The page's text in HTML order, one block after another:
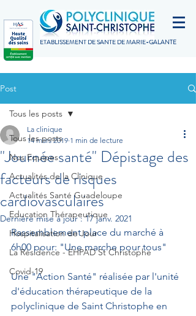
ETABLISSEMENT DE SANTÉ DE MARIE-GALANTE
Post
Tous les posts
Nos Equipes
Actualités de la Clinique
Actualités Santé Guadeloupe
Education Thérapeutique
Hospitalisation de Jour
La Résidence - EHPAD St Christophe
Covid-19
Tous les posts
"Journée santé" Dépistage des
facteurs de risques
cardiovasculaires
La clinique
14 mars 2019 1 min de lecture
Dernière mise à jour :17 janv. 2021
Rassemblement place du marché à
6h00 pour: "Une marche pour tous"
Une "Action Santé" réalisée par l'unité
d'éducation thérapeutique de la
polyclinique de Saint Christophe en